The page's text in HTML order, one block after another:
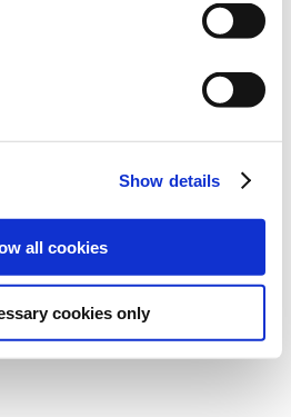
Show details
all cookies
cookies only